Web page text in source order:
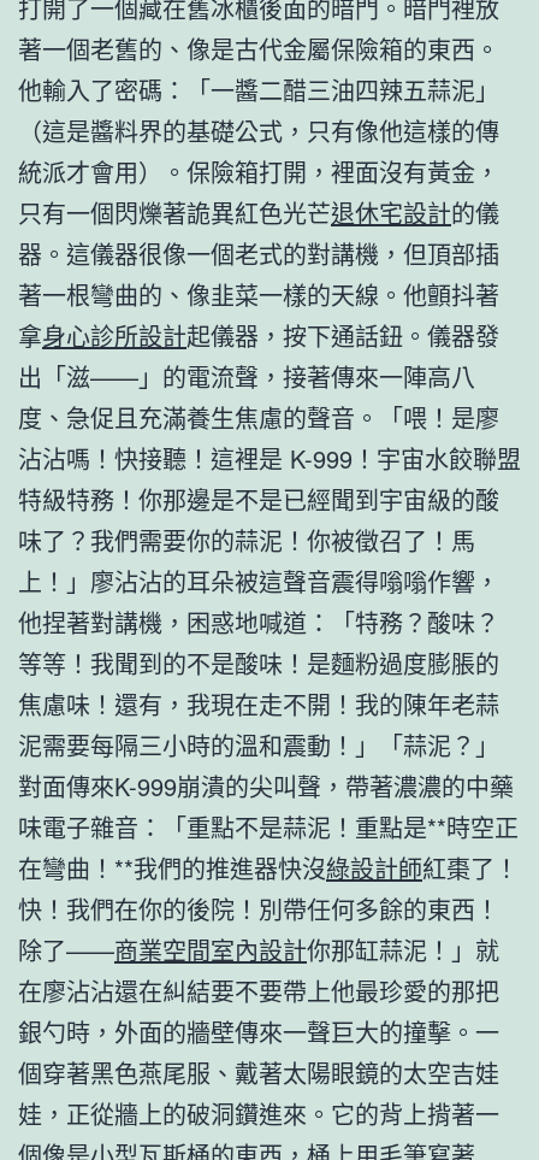
打開了一個藏在舊冰櫃後面的暗門。暗門裡放
著一個老舊的、像是古代金屬保險箱的東西。
他輸入了密碼：「一醬二醋三油四辣五蒜泥」
（這是醬料界的基礎公式，只有像他這樣的傳
統派才會用）。保險箱打開，裡面沒有黃金，
只有一個閃爍著詭異紅色光芒退休宅設計的儀
器。這儀器很像一個老式的對講機，但頂部插
著一根彎曲的、像韭菜一樣的天線。他顫抖著
拿身心診所設計起儀器，按下通話鈕。儀器發
出「滋——」的電流聲，接著傳來一陣高八
度、急促且充滿養生焦慮的聲音。「喂！是廖
沾沾嗎！快接聽！這裡是 K-999！宇宙水餃聯盟
特級特務！你那邊是不是已經聞到宇宙級的酸
味了？我們需要你的蒜泥！你被徵召了！馬
上！」廖沾沾的耳朵被這聲音震得嗡嗡作響，
他捏著對講機，困惑地喊道：「特務？酸味？
等等！我聞到的不是酸味！是麵粉過度膨脹的
焦慮味！還有，我現在走不開！我的陳年老蒜
泥需要每隔三小時的溫和震動！」「蒜泥？」
對面傳來K-999崩潰的尖叫聲，帶著濃濃的中藥
味電子雜音：「重點不是蒜泥！重點是**時空正
在彎曲！**我們的推進器快沒綠設計師紅棗了！
快！我們在你的後院！別帶任何多餘的東西！
除了——商業空間室內設計你那缸蒜泥！」就
在廖沾沾還在糾結要不要帶上他最珍愛的那把
銀勺時，外面的牆壁傳來一聲巨大的撞擊。一
個穿著黑色燕尾服、戴著太陽眼鏡的太空吉娃
娃，正從牆上的破洞鑽進來。它的背上揹著一